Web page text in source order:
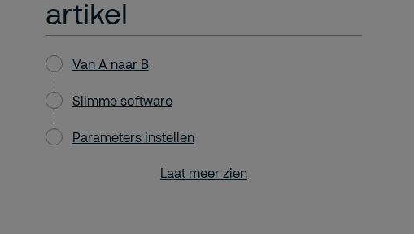
artikel
Van A naar B
Slimme software
Parameters instellen
Laat meer zien